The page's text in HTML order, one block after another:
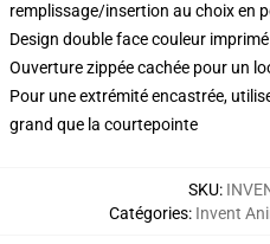
remplissage/insertion au choix en
Design double face couleur
Ouverture zippée cachée pour un
Pour une extrémité encastrée,
grand que la courtepointe
SKU:
Catégories: Invent